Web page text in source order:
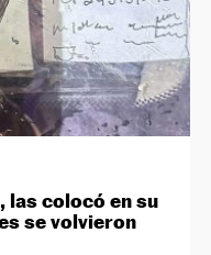
las colocó en su
se volvieron